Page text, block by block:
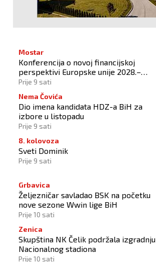
Mostar
Konferencija o novoj financijskoj
perspektivi Europske unije 2028.–
2034.
Prije 9 sati
Nema Čovića
Dio imena kandidata HDZ-a BiH za
izbore u listopadu
Prije 9 sati
8. kolovoza
Sveti Dominik
Prije 9 sati
Grbavica
Željezničar savladao BSK na početku
nove sezone Wwin lige BiH
Prije 10 sati
Zenica
Skupština NK Čelik podržala izgradnju
Nacionalnog stadiona
Prije 10 sati